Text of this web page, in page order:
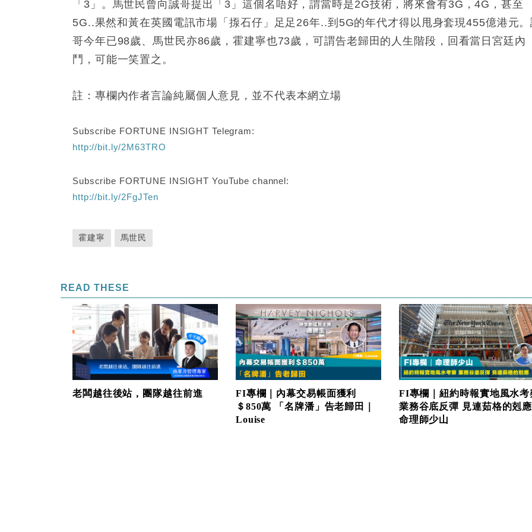
「3」。馬世民曾向誠哥提出「3」這個名唔好，謂當時是2G技術，將來會有3G，4G，甚至
5G..果然和黃在英國電訊市場「揼石仔」足足26年..到5G的年代才得以甩身套現455億港元
哥今年已98歲、馬世民亦86歲，霍建寧也73歲，可謂告老歸田的人生階段，回看當日宮廷內
鬥，可能一笑置之。
註：專欄內作者言論純屬個人意見，並不代表本網立場
Subscribe FORTUNE INSIGHT Telegram:
http://bit.ly/2M63TRO
Subscribe FORTUNE INSIGHT YouTube channel:
http://bit.ly/2FgJTen
霍建寧 馬世民
READ THESE
老闆越往後站，團隊越往前進
FI專欄｜內幕交易帳面獲利
＄850萬 「名牌潘」告老歸田｜
Louise
FI專欄｜紐約時報實地風水考
業務谷底反彈 見連茹格的剋
命理師少山